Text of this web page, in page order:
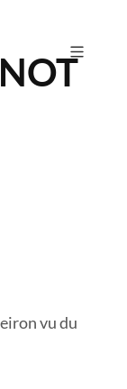
vu du